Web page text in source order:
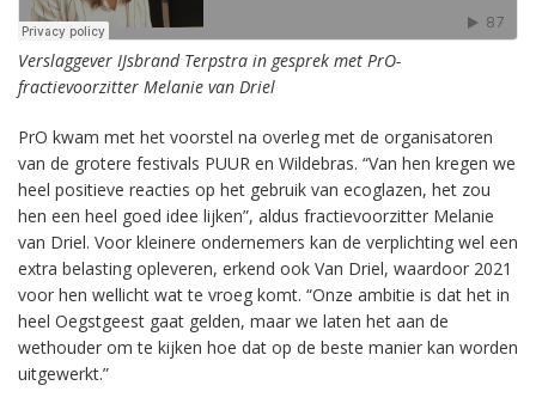
Verslaggever IJsbrand Terpstra in gesprek met PrO-
fractievoorzitter Melanie van Driel
PrO kwam met het voorstel na overleg met de organisatoren
van de grotere festivals PUUR en Wildebras. “Van hen kregen we
heel positieve reacties op het gebruik van ecoglazen, het zou
hen een heel goed idee lijken”, aldus fractievoorzitter Melanie
van Driel. Voor kleinere ondernemers kan de verplichting wel een
extra belasting opleveren, erkend ook Van Driel, waardoor 2021
voor hen wellicht wat te vroeg komt. “Onze ambitie is dat het in
heel Oegstgeest gaat gelden, maar we laten het aan de
wethouder om te kijken hoe dat op de beste manier kan worden
uitgewerkt.”